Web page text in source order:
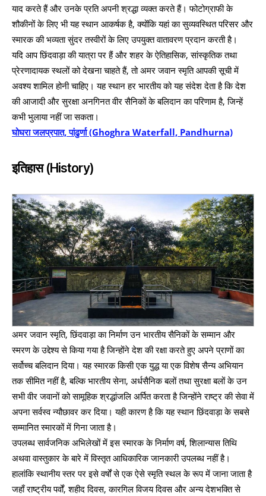
याद करते हैं और उनके प्रति अपनी श्रद्धा व्यक्त करते हैं। फोटोग्राफी के
शौकीनों के लिए भी यह स्थान आकर्षक है, क्योंकि यहां का सुव्यवस्थित परिसर और
स्मारक की भव्यता सुंदर तस्वीरों के लिए उपयुक्त वातावरण प्रदान करती है।
यदि आप छिंदवाड़ा की यात्रा पर हैं और शहर के ऐतिहासिक, सांस्कृतिक तथा
प्रेरणादायक स्थलों को देखना चाहते हैं, तो अमर जवान स्मृति आपकी सूची में
अवश्य शामिल होनी चाहिए। यह स्थान हर भारतीय को यह संदेश देता है कि देश
की आजादी और सुरक्षा अनगिनत वीर सैनिकों के बलिदान का परिणाम है, जिन्हें
कभी भुलाया नहीं जा सकता।
घोघरा जलप्रपात, पांढुर्णा (Ghoghra Waterfall, Pandhurna)
इतिहास (History)
अमर जवान स्मृति, छिंदवाड़ा का निर्माण उन भारतीय सैनिकों के सम्मान और
स्मरण के उद्देश्य से किया गया है जिन्होंने देश की रक्षा करते हुए अपने प्राणों का
सर्वोच्च बलिदान दिया। यह स्मारक किसी एक युद्ध या एक विशेष सैन्य अभियान
तक सीमित नहीं है, बल्कि भारतीय सेना, अर्धसैनिक बलों तथा सुरक्षा बलों के उन
सभी वीर जवानों को सामूहिक श्रद्धांजलि अर्पित करता है जिन्होंने राष्ट्र की सेवा में
अपना सर्वस्व न्यौछावर कर दिया। यही कारण है कि यह स्थान छिंदवाड़ा के सबसे
सम्मानित स्मारकों में गिना जाता है।
उपलब्ध सार्वजनिक अभिलेखों में इस स्मारक के निर्माण वर्ष, शिलान्यास तिथि
अथवा वास्तुकार के बारे में विस्तृत आधिकारिक जानकारी उपलब्ध नहीं है।
हालांकि स्थानीय स्तर पर इसे वर्षों से एक ऐसे स्मृति स्थल के रूप में जाना जाता है
जहाँ राष्ट्रीय पर्वों, शहीद दिवस, कारगिल विजय दिवस और अन्य देशभक्ति से